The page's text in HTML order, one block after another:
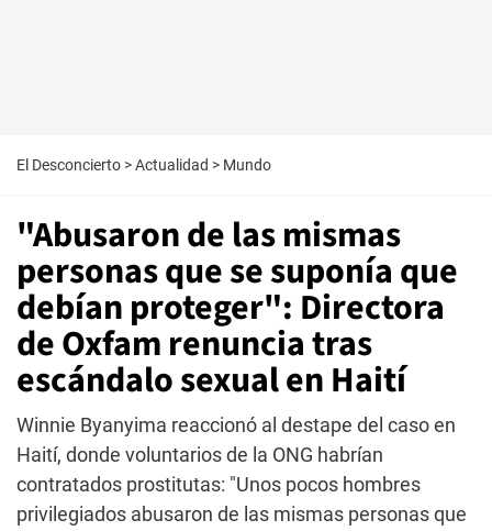
El Desconcierto >Actualidad > Mundo
"Abusaron de las mismas
personas que se suponía que
debían proteger": Directora
de Oxfam renuncia tras
escándalo sexual en Haití
Winnie Byanyima reaccionó al destape del caso en
Haití, donde voluntarios de la ONG habrían
contratados prostitutas: "Unos pocos hombres
privilegiados abusaron de las mismas personas que